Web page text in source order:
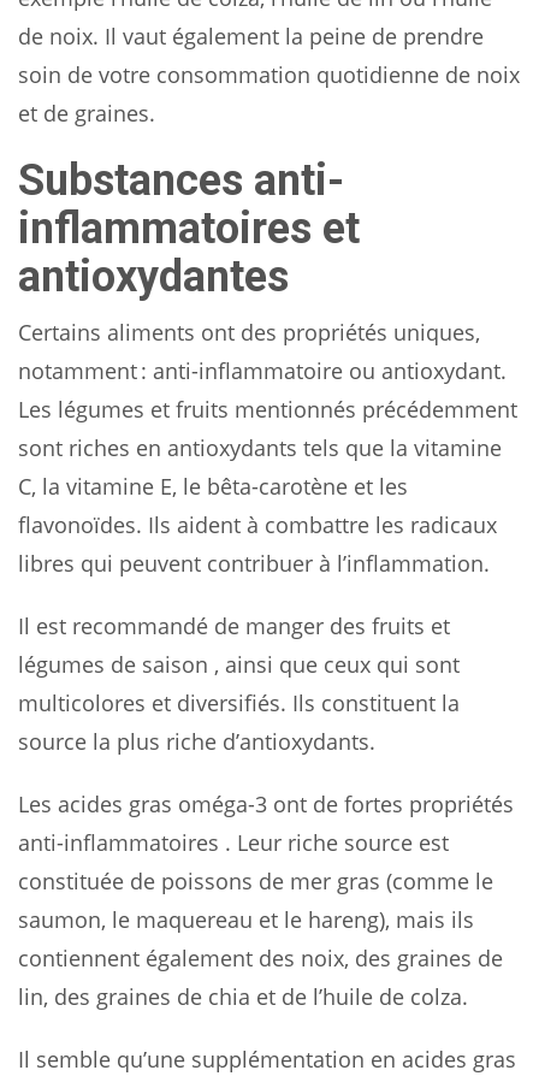
de noix. Il vaut également la peine de prendre
soin de votre consommation quotidienne de noix
et de graines.
Substances anti-
inflammatoires et
antioxydantes
Certains aliments ont des propriétés uniques,
notamment : anti-inflammatoire ou antioxydant.
Les légumes et fruits mentionnés précédemment
sont riches en antioxydants tels que la vitamine
C, la vitamine E, le bêta-carotène et les
flavonoïdes. Ils aident à combattre les radicaux
libres qui peuvent contribuer à l’inflammation.
Il est recommandé de manger des fruits et
légumes de saison , ainsi que ceux qui sont
multicolores et diversifiés. Ils constituent la
source la plus riche d’antioxydants.
Les acides gras oméga-3 ont de fortes propriétés
anti-inflammatoires . Leur riche source est
constituée de poissons de mer gras (comme le
saumon, le maquereau et le hareng), mais ils
contiennent également des noix, des graines de
lin, des graines de chia et de l’huile de colza.
Il semble qu’une supplémentation en acides gras